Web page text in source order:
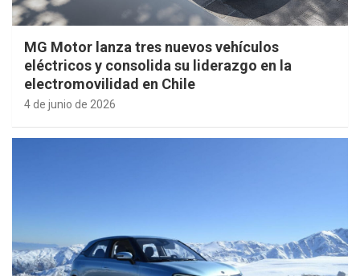
MG Motor lanza tres nuevos vehículos
eléctricos y consolida su liderazgo en la
electromovilidad en Chile
4 de junio de 2026